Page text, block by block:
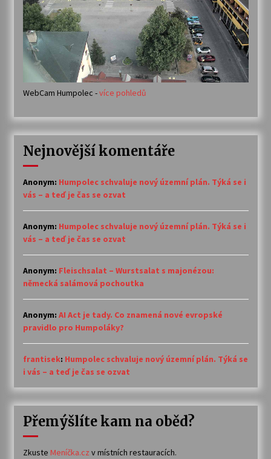
WebCam Humpolec -více pohledů
Nejnovější komentáře
Anonym: Humpolec schvaluje nový územní plán. Týká se i
vás – a teď je čas se ozvat
Anonym: Humpolec schvaluje nový územní plán. Týká se i
vás – a teď je čas se ozvat
Anonym: Fleischsalat – Wurstsalat s majonézou:
německá salámová pochoutka
Anonym: AI Act je tady. Co znamená nové evropské
pravidlo pro Humpoláky?
frantisek: Humpolec schvaluje nový územní plán. Týká se
i vás – a teď je čas se ozvat
Přemýšlíte kam na oběd?
Zkuste Meníčka.cz v místních restauracích.